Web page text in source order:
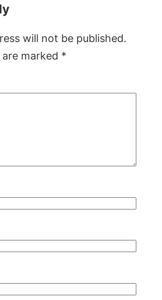
will not be published.
marked *